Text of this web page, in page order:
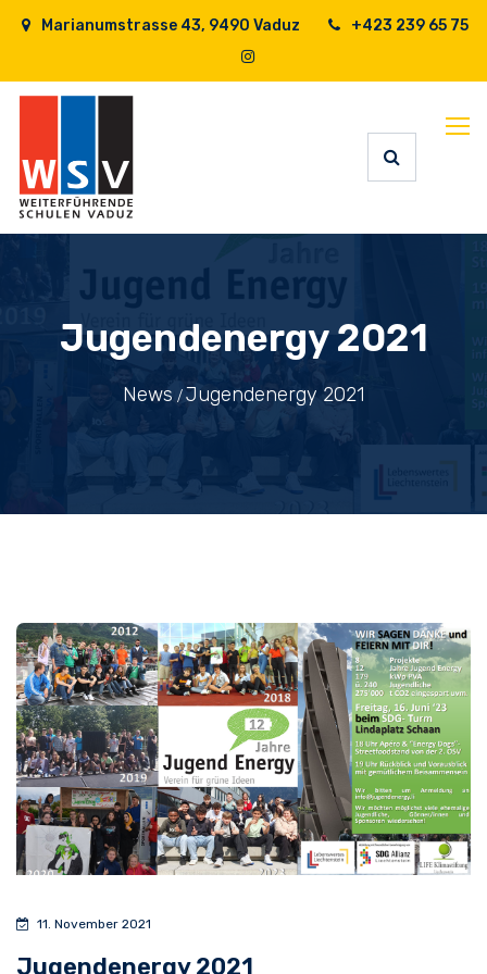
Marianumstrasse 43, 9490 Vaduz +423 239 65 75
Jugendenergy 2021
News Jugendenergy 2021
11. November 2021
Jugendenergy 2021